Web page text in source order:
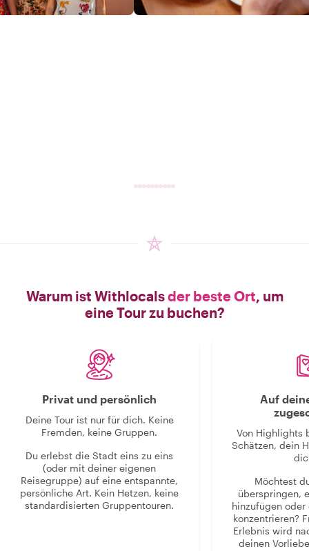
Warum ist Withlocalsder beste Ort, um
eine Tour zu buchen?
Privat und persönlich
Deine Tour ist nur für dich. Keine
Fremden, keine Gruppen.
Du erlebst die Stadt eins zu eins
(oder mit deiner eigenen
Reisegruppe) auf eine entspannte,
persönliche Art. Kein Hetzen, keine
standardisierten Gruppentouren.
Auf
Von Highlights
Schätzen, dein
Möchtest
überspringen,
hinzufügen
konzentrieren?
Erlebnis wird
deinen